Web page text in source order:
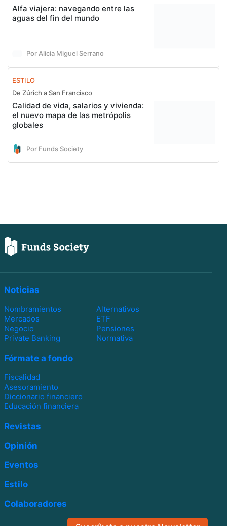
Alfa viajera: navegando entre las
aguas del fin del mundo
Por Alicia Miguel Serrano
ESTILO
De Zúrich a San Francisco
Calidad de vida, salarios y vivienda:
el nuevo mapa de las metrópolis
globales
Por Funds Society
Noticias
Nombramientos
Alternativos
Mercados
ETF
Negocio
Pensiones
Private Banking
Normativa
Fórmate a fondo
Fiscalidad
Asesoramiento
Diccionario financiero
Educación financiera
Revistas
Opinión
Eventos
Estilo
Colaboradores